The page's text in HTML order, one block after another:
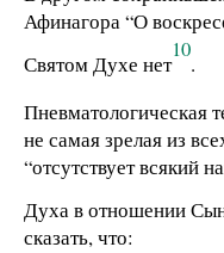
Афинагора “О
Святом Духе нет
10
.
Пневматологическая
не самая зрелая из
“отсутствует всякий
Духа в отношении
сказать, что: